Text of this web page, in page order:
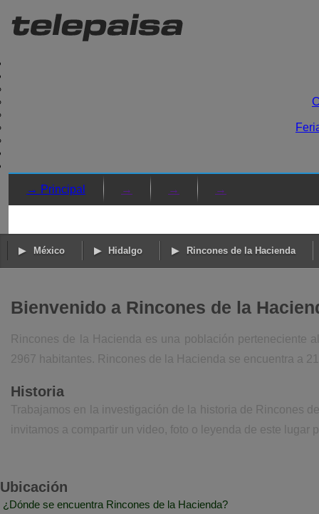
→ Principal → → →
México Hidalgo Rincones de la Hacienda
Bienvenido a Rincones de la
Rincones de la Hacienda es una población perteneciente
2967 habitantes. Rincones de la Hacienda se encuentra a
Historia
Trabajamos en la investigación de la historia de Rincones
invitamos a compartir un video, foto o leyenda de este lugar
Ubicación
¿Dónde se encuentra Rincones de la Hacienda?